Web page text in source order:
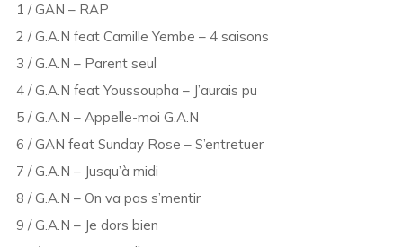
1 / GAN – RAP
2 / G.A.N feat Camille Yembe – 4 saisons
3 / G.A.N – Parent seul
4 / G.A.N feat Youssoupha – J’aurais pu
5 / G.A.N – Appelle-moi G.A.N
6 / GAN feat Sunday Rose – S’entretuer
7 / G.A.N – Jusqu’à midi
8 / G.A.N – On va pas s’mentir
9 / G.A.N – Je dors bien